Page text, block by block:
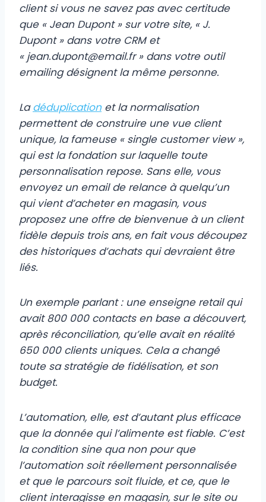
client si vous ne savez pas avec certitude
que « Jean Dupont » sur votre site, « J.
Dupont » dans votre CRM et
« jean.dupont@email.fr» dans votre outil
emailing désignent la même personne.
Ladéduplicationet la normalisation
permettent de construire une vue client
unique, la fameuse « single customer view »,
qui est la fondation sur laquelle toute
personnalisation repose. Sans elle, vous
envoyez un email de relance à quelqu’un
qui vient d’acheter en magasin, vous
proposez une offre de bienvenue à un client
fidèle depuis trois ans, en fait vous découpez
des historiques d’achats qui devraient être
liés.
Un exemple parlant : une enseigne retail qui
avait 800 000 contacts en base a découvert,
après réconciliation, qu’elle avait en réalité
650 000 clients uniques. Cela a changé
toute sa stratégie de fidélisation, et son
budget.
L’automation, elle, est d’autant plus efficace
que la donnée qui l’alimente est fiable. C’est
la condition sine qua non pour que
l’automation soit réellement personnalisée
et que le parcours soit fluide, et ce, que le
client interagisse en magasin, sur le site ou